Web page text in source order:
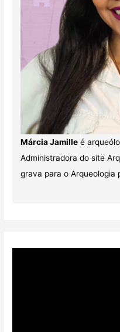
Márcia Jamilleé
Administradora do site
grava para o Arqueologia